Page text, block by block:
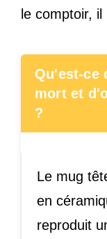
le comptoir,
Qu'est-ce
mort et
?
Le mug
en
reproduit